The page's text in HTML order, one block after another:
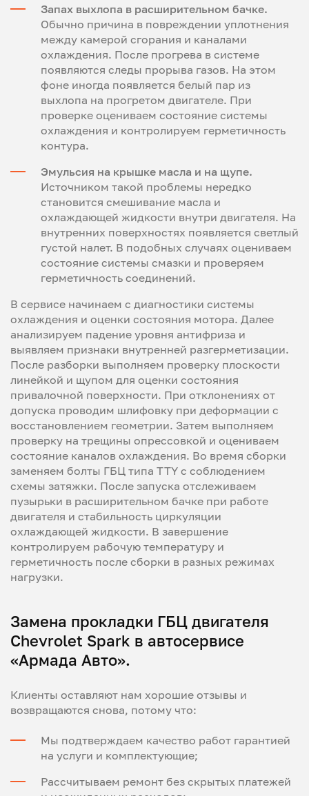
Запах выхлопа в расширительном бачке.
Обычно причина в повреждении уплотнения
между камерой сгорания и каналами
охлаждения. После прогрева в системе
появляются следы прорыва газов. На этом
фоне иногда появляется белый пар из
выхлопа на прогретом двигателе. При
проверке оцениваем состояние системы
охлаждения и контролируем герметичность
контура.
Эмульсия на крышке масла и на щупе.
Источником такой проблемы нередко
становится смешивание масла и
охлаждающей жидкости внутри двигателя. На
внутренних поверхностях появляется светлый
густой налет. В подобных случаях оцениваем
состояние системы смазки и проверяем
герметичность соединений.
В сервисе начинаем с диагностики системы
охлаждения и оценки состояния мотора. Далее
анализируем падение уровня антифриза и
выявляем признаки внутренней разгерметизации.
После разборки выполняем проверку плоскости
линейкой и щупом для оценки состояния
привалочной поверхности. При отклонениях от
допуска проводим шлифовку при деформации с
восстановлением геометрии. Затем выполняем
проверку на трещины опрессовкой и оцениваем
состояние каналов охлаждения. Во время сборки
заменяем болты ГБЦ типа TTY с соблюдением
схемы затяжки. После запуска отслеживаем
пузырьки в расширительном бачке при работе
двигателя и стабильность циркуляции
охлаждающей жидкости. В завершение
контролируем рабочую температуру и
герметичность после сборки в разных режимах
нагрузки.
Замена прокладки ГБЦ двигателя
Chevrolet Spark в автосервисе
«Армада Авто».
Клиенты оставляют нам хорошие отзывы и
возвращаются снова, потому что:
Мы подтверждаем качество работ гарантией
на услуги и комплектующие;
Рассчитываем ремонт без скрытых платежей